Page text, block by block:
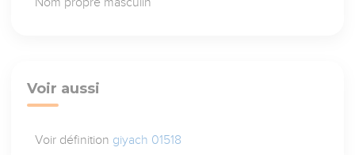
Voir aussi
Voir définition giyach 01518